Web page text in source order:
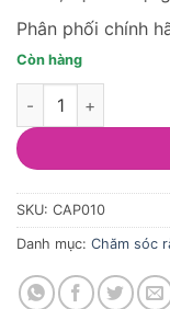
Phân phối chính
Còn hàng
Kem đánh răng
SKU: CAP010
Danh mục: Chăm sóc